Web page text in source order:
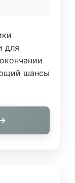
для
шансы